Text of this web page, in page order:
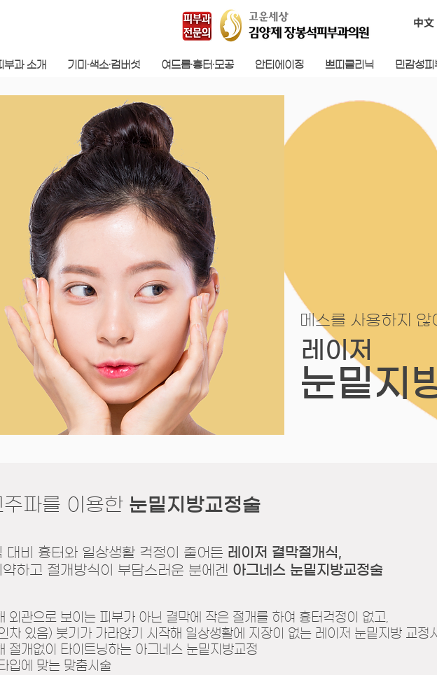
中文
부과 소개 기미·색소·검버섯 여드름·흉터·모공 안티에이징 쁘띠클리닉 민감성피
레이저
눈밑지
메스를 사용하지
파를 이용한 눈밑지방교정술
대비 흉터와 일상생활 걱정이 줄어든 레이저 결막절개식,
하고 절개방식이 부담스러운 분에겐 아그네스 눈밑지방교정술
외관으로 보이는 피부가 아닌 결막에 작은 절개를 하여 흉터걱정이 없고,
차 있음) 붓기가 가라앉기 시작해 일상생활에 지장이 없는 레이저 눈밑지방 교정
절개없이 타이트닝하는 아그네스 눈밑지방교정
입에 맞는 맞춤시술